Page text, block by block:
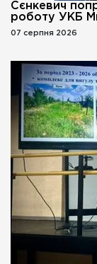
Сєнкевич
роботу УКБ
07 серпня 2026